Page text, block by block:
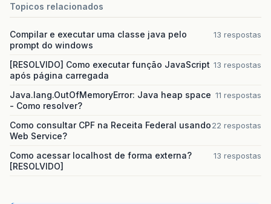
Topicos relacionados
Compilar e executar uma classe java pelo
prompt do windows
13 respostas
[RESOLVIDO] Como executar função JavaScript
após página carregada
13 respostas
Java.lang.OutOfMemoryError: Java heap space
- Como resolver?
11 respostas
Como consultar CPF na Receita Federal usando
Web Service?
22 respostas
Como acessar localhost de forma externa?
[RESOLVIDO]
13 respostas